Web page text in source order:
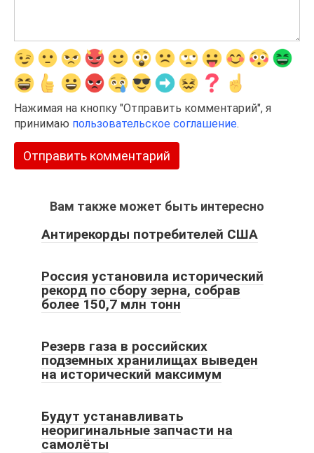
Нажимая на кнопку "Отправить комментарий", я
принимаю пользовательское соглашение.
Вам также может быть интересно
Антирекорды потребителей США
Россия установила исторический
рекорд по сбору зерна, собрав
более 150,7 млн тонн
Резерв газа в российских
подземных хранилищах выведен
на исторический максимум
Будут устанавливать
неоригинальные запчасти на
самолёты